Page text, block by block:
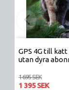
GPS 4G till
utan dyra
1 695 SEK
1 395 SEK